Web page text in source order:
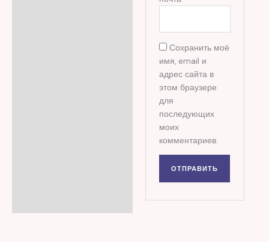
Сохранить моё
имя, email и
адрес сайта в
этом браузере
для
последующих
моих
комментариев.